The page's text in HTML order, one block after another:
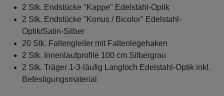
2 Stk. Endstücke "Kappe" Edelstahl-Optik
2 Stk. Endstücke "Konus / Bicolor" Edelstahl-
Optik/Satin-Silber
20 Stk. Faltengleiter mit Faltenlegehaken
2 Stk. Innenlaufprofile 100 cm Silbergrau
2 Stk. Träger 1-3-läufig Langloch Edelstahl-Optik inkl.
Befestigungsmaterial